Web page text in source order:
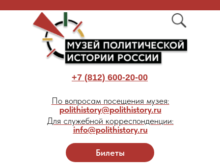
Билеты
+7 (812) 600-20-00
По вопросам посещения музея:
polithistory@polithistory.ru
Для служебной корреспонденции:
info@polithistory.ru